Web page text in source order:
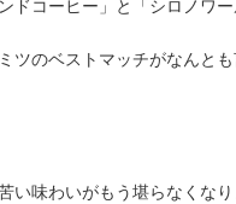
ドコーヒー」と「シロノワー
ツのベストマッチがなんと
い味わいがもう堪らなくなり